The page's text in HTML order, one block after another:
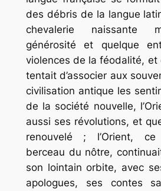
des débris de la langue
chevalerie naissante
générosité et quelque
violences de la féodalité, et
tentait d’associer aux
civilisation antique les
de la société nouvelle,
aussi ses révolutions, et
renouvelé ; l’Orient,
berceau du nôtre,
son lointain orbite, avec
apologues, ses contes